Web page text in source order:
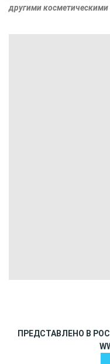
другими косметическими
ПРЕДСТАВЛЕНО В